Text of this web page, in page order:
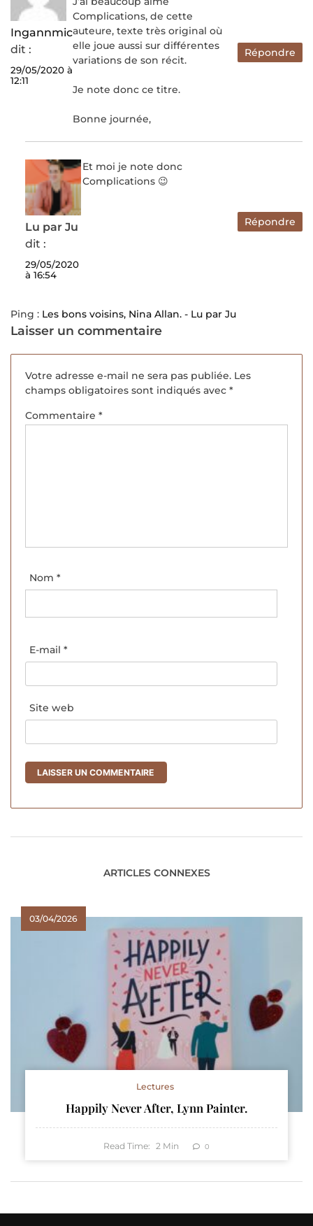
Ingannmic
dit :
29/05/2020 à
12:11
Complications, de cette
auteure, texte très original où
elle joue aussi sur différentes
variations de son récit.
Je note donc ce titre.
Bonne journée,
Répondre
Lu par Ju
dit :
29/05/2020
à 16:54
Et moi je note donc
Complications 😉
Répondre
Ping : Les bons voisins, Nina Allan. - Lu par Ju
Laisser un commentaire
Votre adresse e-mail ne sera pas publiée. Les
champs obligatoires sont indiqués avec *
Commentaire *
Nom *
E-mail *
Site web
ARTICLES CONNEXES
03/04/2026
Lectures
Happily Never After, Lynn Painter.
Read Time: 2 Min 0